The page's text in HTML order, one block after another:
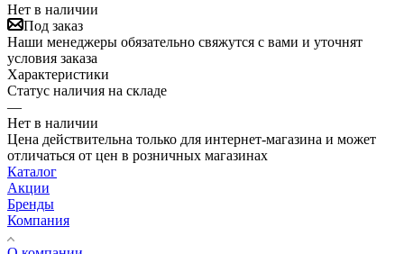
Нет в наличии
Под заказ
Наши менеджеры обязательно свяжутся с вами и уточнят
условия заказа
Характеристики
Статус наличия на складе
—
Нет в наличии
Цена действительна только для интернет-магазина и может
отличаться от цен в розничных магазинах
Каталог
Акции
Бренды
Компания